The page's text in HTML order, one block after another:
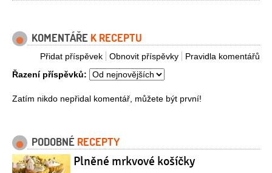
KOMENTÁŘE K RECEPTU
Pravidla komentářů
Obnovit příspěvky
Přidat příspěvek
Řazení příspěvků:
Zatím nikdo nepřidal komentář, můžete být první!
PODOBNÉ RECEPTY
Plněné mrkvové košíčky